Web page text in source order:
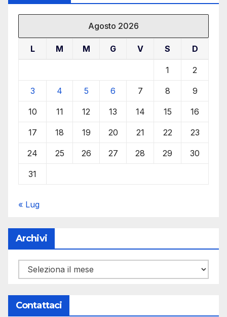
Agosto 2026
L M M G V S D
1 2
3 4 5 6 7 8 9
10 11 12 13 14 15 16
17 18 19 20 21 22 23
24 25 26 27 28 29 30
31
« Lug
Archivi
Archivi
Contattaci